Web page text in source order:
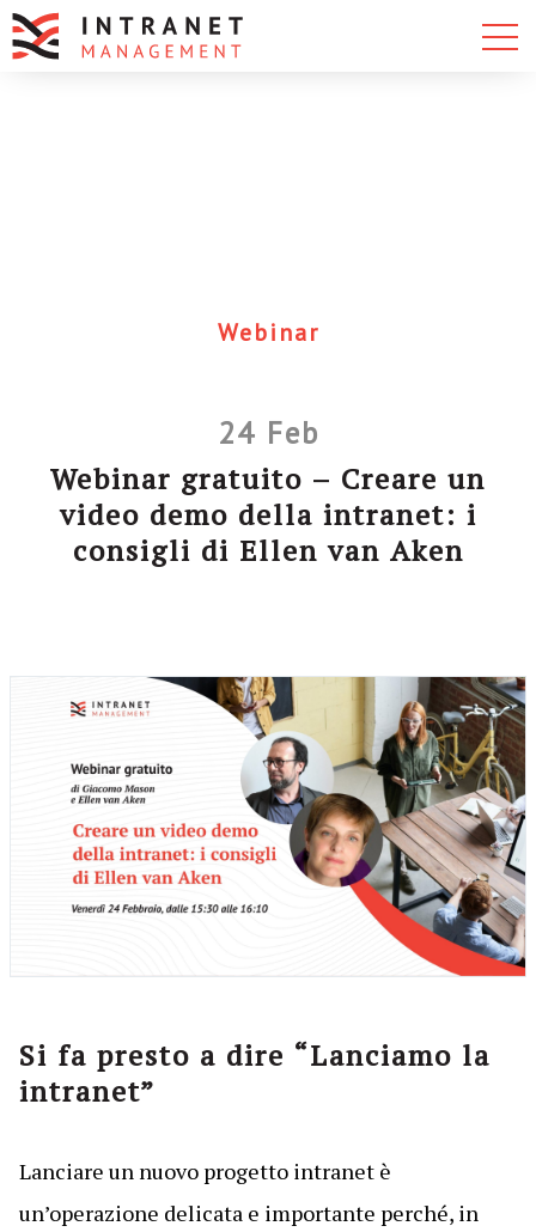
Webinar
24 Feb
Webinar gratuito – Creare un
video demo della intranet: i
consigli di Ellen van Aken
Si fa presto a dire “Lanciamo la
intranet”
Lanciare un nuovo progetto intranet è
un’operazione delicata e importante perché, in